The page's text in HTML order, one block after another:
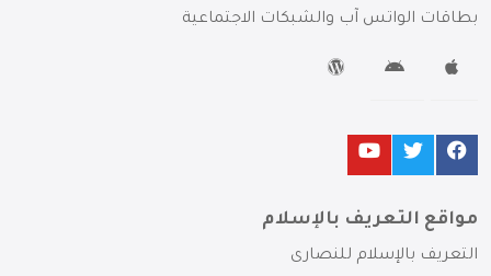
بطاقات الواتس آب والشبكات الاجتماعية
مواقع التعريف بالإسلام
التعريف بالإسلام للنصارى